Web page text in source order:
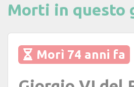
Morti in questo
Morì 74 anni fa